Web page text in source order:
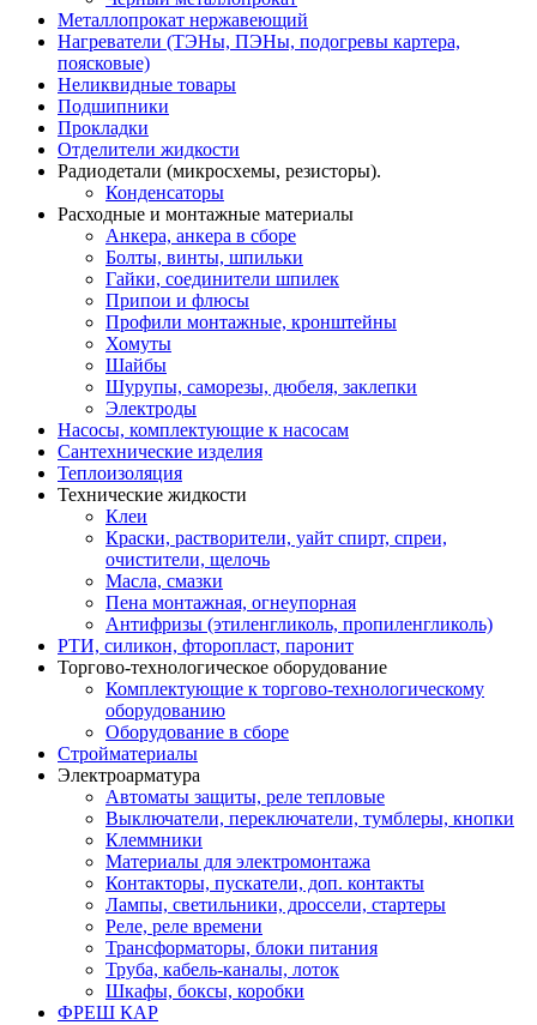
Металлопрокат нержавеющий
Нагреватели (ТЭНы, ПЭНы, подогревы картера,
поясковые)
Неликвидные товары
Подшипники
Прокладки
Отделители жидкости
Радиодетали (микросхемы, резисторы).
Конденсаторы
Расходные и монтажные материалы
Анкера, анкера в сборе
Болты, винты, шпильки
Гайки, соединители шпилек
Припои и флюсы
Профили монтажные, кронштейны
Хомуты
Шайбы
Шурупы, саморезы, дюбеля, заклепки
Электроды
Насосы, комплектующие к насосам
Сантехнические изделия
Теплоизоляция
Технические жидкости
Клеи
Краски, растворители, уайт спирт, спреи,
очистители, щелочь
Масла, смазки
Пена монтажная, огнеупорная
Антифризы (этиленгликоль, пропиленгликоль)
РТИ, силикон, фторопласт, паронит
Торгово-технологическое оборудование
Комплектующие к торгово-технологическому
оборудованию
Оборудование в сборе
Стройматериалы
Электроарматура
Автоматы защиты, реле тепловые
Выключатели, переключатели, тумблеры, кнопки
Клеммники
Материалы для электромонтажа
Контакторы, пускатели, доп. контакты
Лампы, светильники, дроссели, стартеры
Реле, реле времени
Трансформаторы, блоки питания
Труба, кабель-каналы, лоток
Шкафы, боксы, коробки
ФРЕШ КАР